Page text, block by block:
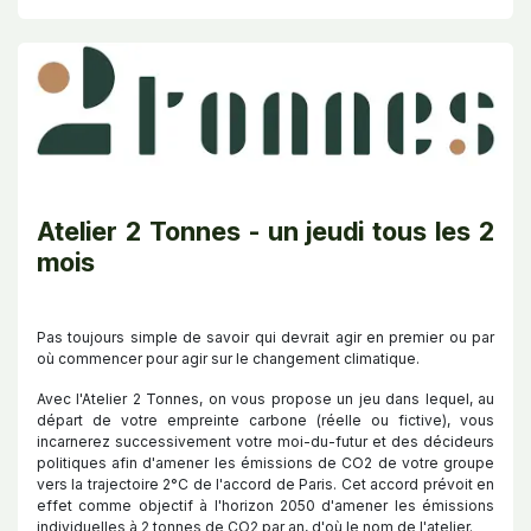
Atelier 2 Tonnes - un jeudi tous les 2
mois
Pas toujours simple de savoir qui devrait agir en premier ou par
où commencer pour agir sur le changement climatique.
Avec l'Atelier 2 Tonnes, on vous propose un jeu dans lequel, au
départ de votre empreinte carbone (réelle ou fictive), vous
incarnerez successivement votre moi-du-futur et des décideurs
politiques afin d'amener les émissions de CO2 de votre groupe
vers la trajectoire 2°C de l'accord de Paris. Cet accord prévoit en
effet comme objectif à l'horizon 2050 d'amener les émissions
individuelles à 2 tonnes de CO2 par an, d'où le nom de l'atelier.